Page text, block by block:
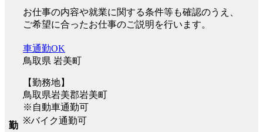
お仕事の内容や就業に関する条件等も確認のうえ、
ご希望に合ったお仕事のご説明を行います。
勤
車通勤OK
鳥取県 岩美町
【勤務地】
鳥取県岩美郡岩美町
※自動車通勤可
※バイク通勤可